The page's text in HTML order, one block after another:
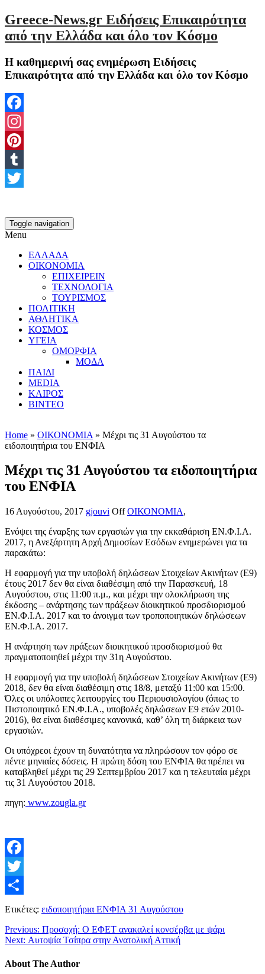
Greece-News.gr Ειδήσεις Επικαιρότητα
από την Ελλάδα και όλο τον Κόσμο
Η καθημερινή σας ενημέρωση Ειδήσεις
Επικαιρότητα από την Ελλάδα και όλο τον Κόσμο
Facebook
Instagram
Pinterest
Tumblr
Toggle navigation
Menu
ΕΛΛΑΔΑ
ΟΙΚΟΝΟΜΙΑ
ΕΠΙΧΕΙΡΕΙΝ
ΤΕΧΝΟΛΟΓΙΑ
ΤΟΥΡΙΣΜΟΣ
ΠΟΛΙΤΙΚΗ
ΑΘΛΗΤΙΚΑ
ΚΟΣΜΟΣ
ΥΓΕΙΑ
ΟΜΟΡΦΙΑ
ΜΟΔΑ
ΠΑΙΔΙ
MEDIA
ΚΑΙΡΟΣ
ΒΙΝΤΕΟ
Home » ΟΙΚΟΝΟΜΙΑ » Μέχρι τις 31 Αυγούστου τα
ειδοποιητήρια του ΕΝΦΙΑ
Μέχρι τις 31 Αυγούστου τα ειδοποιητήρια
του ΕΝΦΙΑ
16 Αυγούστου, 2017 gjouvi Off ΟΙΚΟΝΟΜΙΑ,
Ενόψει της έναρξης των εργασιών για την εκκαθάριση ΕΝ.Φ.Ι.Α.
2017, η Ανεξάρτητη Αρχή Δημοσίων Εσόδων ενημερώνει για τα
παρακάτω:
Η εφαρμογή για την υποβολή δηλώσεων Στοιχείων Ακινήτων (Ε9)
έτους 2017 δεν θα είναι διαθέσιμη από την Παρασκευή, 18
Αυγούστου, στις 11:00 π.μ., και μέχρι την ολοκλήρωση της
έκδοσης – ανάρτησης των πράξεων διοικητικού προσδιορισμού
ΕΝ.Φ.Ι.Α. 2017 και το άνοιγμα των τροποποιητικών δηλώσεων
ΕΝ.Φ.Ι.Α. 2017.
Η ανάρτηση των πράξεων διοικητικού προσδιορισμού θα
πραγματοποιηθεί μέχρι την 31η Αυγούστου.
Η εφαρμογή για την υποβολή δηλώσεων Στοιχείων Ακινήτων (Ε9)
2018, δεν θα είναι διαθέσιμη στις 18/8, μεταξύ 11:00 και 15:00.
Όλες οι υπόλοιπες λειτουργίες του Περιουσιολογίου (όπως το
Πιστοποιητικό ΕΝ.Φ.Ι.Α., υποβολές δηλώσεων Ε9 ετών 2010-
2016), θα είναι διαθέσιμες κανονικά, καθ’ όλη τη διάρκεια των
εργασιών.
Οι υπόχρεοι έχουν τη δυνατότητα να πληρώσουν τον φόρο σε
πέντε μηνιαίες δόσεις. Η πρώτη δόση του ΕΝΦΙΑ θα πρέπει να
καταβληθεί μέχρι τις 29 Σεπτεμβρίου 2017 και η τελευταία μέχρι
τις 31 Αυγούστου 2018.
πηγη: www.zougla.gr
Facebook
Twitter
Μοιραστείτε
Ετικέτες: ειδοποιητήρια ΕΝΦΙΑ 31 Αυγούστου
Previous: Προσοχή: Ο ΕΦΕΤ ανακαλεί κονσέρβα με ψάρι
Next: Αυτοψία Τσίπρα στην Ανατολική Αττική
About The Author